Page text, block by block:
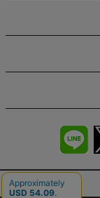
商品レビュー